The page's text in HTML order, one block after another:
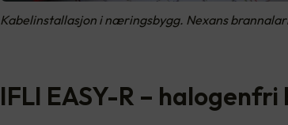
Kabelinstallasjon i næringsbygg. Nexans
IFLI EASY-R –